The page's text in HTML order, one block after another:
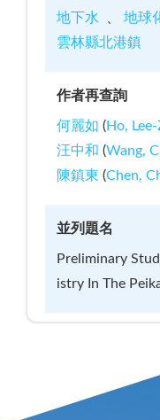
地下水 地球
雲林縣北港鎮
作者再查詢
何麗如 (Ho, Lee-
汪中和 (Wang,
陳鎮東 (Chen,
並列題名
Preliminary
istry In The